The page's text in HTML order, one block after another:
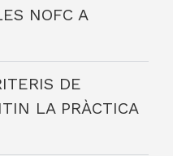
NOFC A
DE
LA PRÀCTICA